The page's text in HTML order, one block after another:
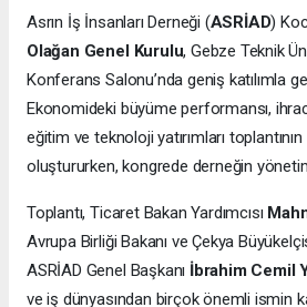
Asrın İş İnsanları Derneği (ASRİAD)
Olağan Genel Kurulu, Gebze Teknik
Konferans Salonu’nda geniş katılımla
Ekonomideki büyüme performansı,
eğitim ve teknoloji yatırımları toplantının
oluştururken, kongrede derneğin
Toplantı, Ticaret Bakan Yardımcısı
Avrupa Birliği Bakanı ve Çekya
ASRİAD Genel Başkanı İbrahim Cemil
ve iş dünyasından birçok önemli ismin